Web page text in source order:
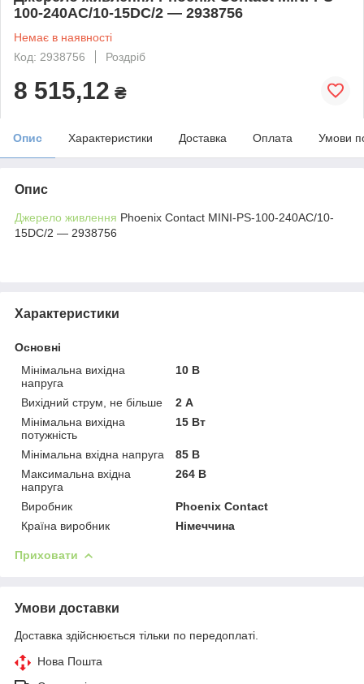
100-240AC/10-15DC/2 — 2938756
Немає в наявності
Код: 2938756
Роздріб
8 515,12 ₴
Опис Характеристики Доставка Оплата Умови
Опис
Джерело живлення Phoenix Contact MINI-PS-100-240AC/10-
15DC/2 — 2938756
Характеристики
Основні
Мінімальна вихідна
напруга
10 В
Вихідний струм, не більше
2 А
Мінімальна вихідна
потужність
15 Вт
Мінімальна вхідна напруга
85 В
Максимальна вхідна
напруга
264 В
Виробник
Phoenix Contact
Країна виробник
Німеччина
Приховати
Умови доставки
Доставка здійснюється тільки по передоплаті.
Нова Пошта